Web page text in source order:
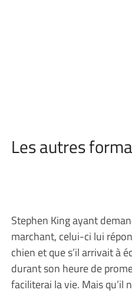
Les autres
Stephen King ayant
marchant, celui-ci lui
chien et que s’il arrivait à
durant son heure de
faciliterai la vie. Mais qu’il